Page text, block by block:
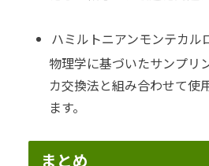
ハミルトニアンモンテカル
物理学に基づいたサンプリ
カ交換法と組み合わせて使
ます。
まとめ